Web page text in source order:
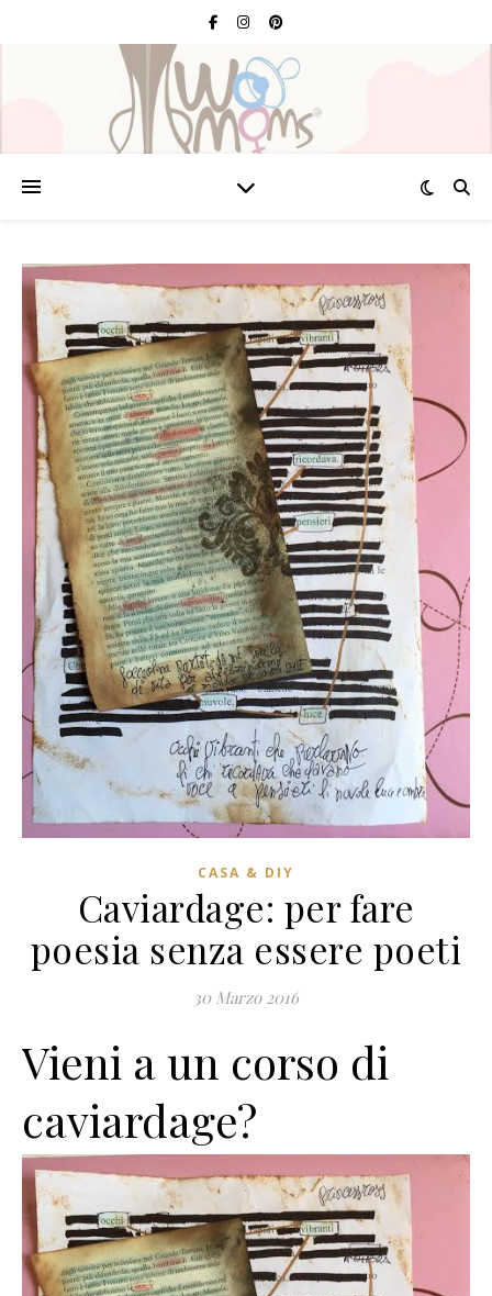
CASA & DIY
Caviardage: per fare
poesia senza essere poeti
30 Marzo 2016
Vieni a un corso di
caviardage?